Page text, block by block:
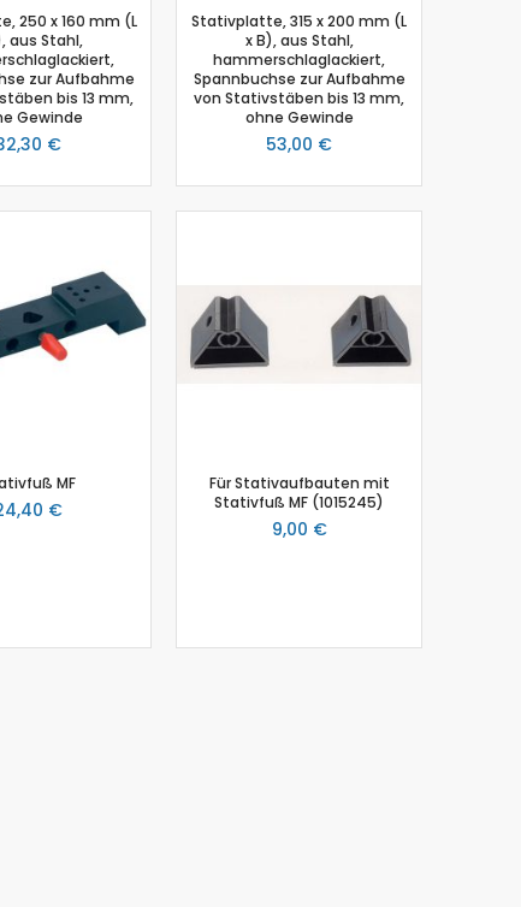
250 x 160 mm (L
aus Stahl,
zur Aufbahme
bis 13 mm,
Gewinde
€
Stativplatte, 315 x 200 mm (L
x B), aus Stahl,
hammerschlaglackiert,
Spannbuchse zur Aufbahme
von Stativstäben bis 13 mm,
ohne Gewinde
53,00 €
MF
€
Für Stativaufbauten mit
Stativfuß MF (1015245)
9,00 €